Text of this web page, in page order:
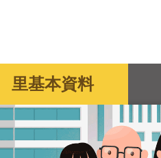
里基本資料